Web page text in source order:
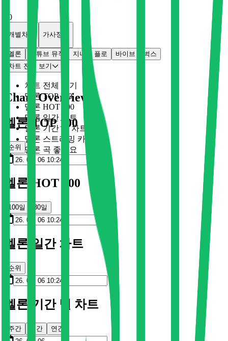
0
개별차트 가사정보
멜론 유튜브 뮤직 지니 플로 바이브
벅스
차트 전체 보기
차트 전체 보기
멜론 TOP 100
멜론 HOT 100
멜론 일간 차트
멜론 기간 별 차트
멜론 스트리밍 카드
멜론 곡 좋아요
Chart Overview
멜론 TOP 100
순위
멜론 HOT 100
100일 30일
멜론 일간 차트
순위
멜론 기간 별 차트
주간 월간 연간